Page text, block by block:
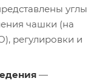
углы
чашки (на
регулировки и
—